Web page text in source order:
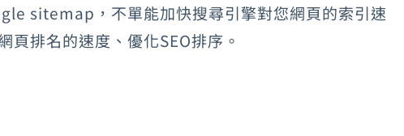
sitemap，不單能加快搜尋引擎對您網頁的索引速
排名的速度、優化SEO排序。